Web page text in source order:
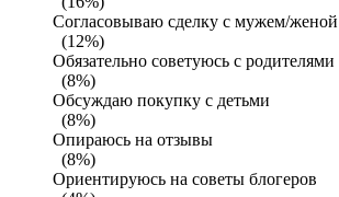
Согласовываю сделку с мужем/женой
(12%)
Обязательно советуюсь с родителями
(8%)
Обсуждаю покупку с детьми
(8%)
Опираюсь на отзывы
(8%)
Ориентируюсь на советы блогеров